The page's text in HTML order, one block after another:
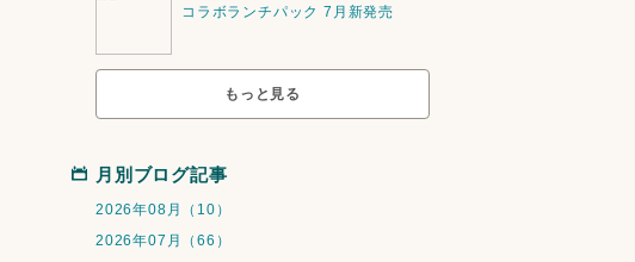
コラボランチパック 7月新発売
もっと見る
月別ブログ記事
2026年08月（10）
2026年07月（66）